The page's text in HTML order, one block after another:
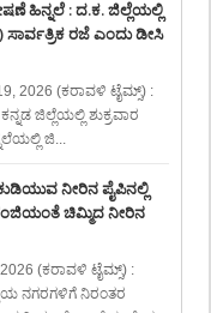
ಹಿನ್ನಲೆ : ದ.ಕ. ಜಿಲ್ಲೆಯಲ್ಲಿ
ಸಾರ್ವತ್ರಿಕ ರಜೆ ಎಂದು ಡೀಸಿ
2026 (ಕರಾವಳಿ ಟೈಮ್ಸ್) :
ಜಿಲ್ಲೆಯಲ್ಲಿ ಶುಕ್ರವಾರ
ಜಿ...
ನೀರಿನ ಪೈಪಿನಲ್ಲಿ
ಚಿಮ್ಮಿದ ನೀರಿನ
(ಕರಾವಳಿ ಟೈಮ್ಸ್) :
ನಗರಗಳಿಗೆ ನಿರಂತರ